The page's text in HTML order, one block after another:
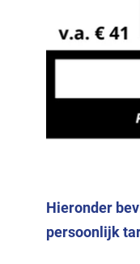
Hieronder
persoonlijk